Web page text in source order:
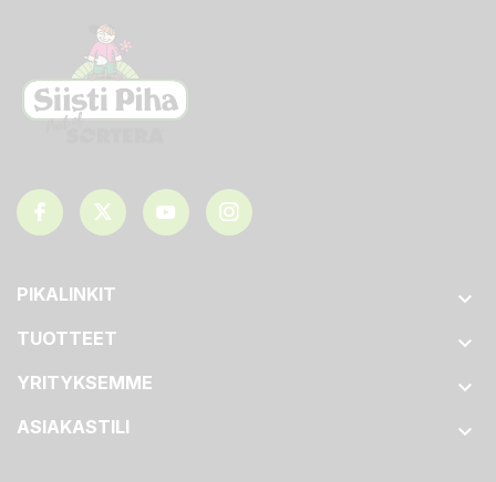
PIKALINKIT 
TUOTTEET 
YRITYKSEMME 
ASIAKASTILI 